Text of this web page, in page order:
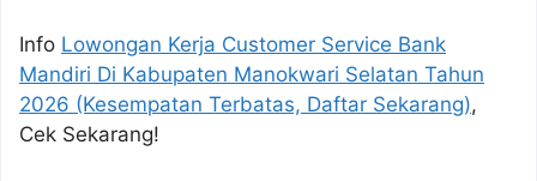
Info Lowongan Kerja Customer Service Bank
Mandiri Di Kabupaten Manokwari Selatan Tahun
2026 (Kesempatan Terbatas, Daftar Sekarang),
Cek Sekarang!